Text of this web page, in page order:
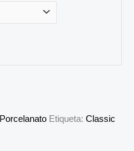
Porcelanato Etiqueta: Classic